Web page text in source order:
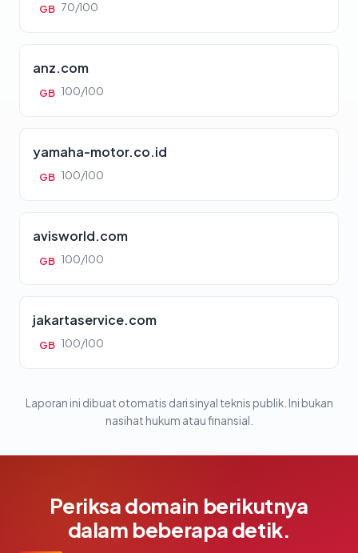
GB 70/100
anz.com
GB 100/100
yamaha-motor.co.id
GB 100/100
avisworld.com
GB 100/100
jakartaservice.com
GB 100/100
Laporan ini dibuat otomatis dari sinyal teknis publik. Ini bukan
nasihat hukum atau finansial.
Periksa domain berikutnya
dalam beberapa detik.